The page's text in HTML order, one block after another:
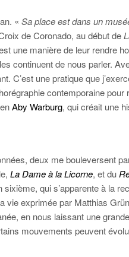
« Sa place est dans un
de Coronado, au début de
une manière de leur rendre
continuent de nous parler.
C’est une pratique que
contemporaine
Aby Warburg, qui créait une
deux me bouleversent
La Dame à la Licorne, et du
qui s’apparente à la
vie exprimée par Matthias
en nous laissant une
mouvements peuvent